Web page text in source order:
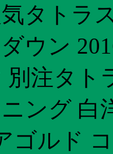
タトラ
ウン
注タト
ング 白
ゴルド